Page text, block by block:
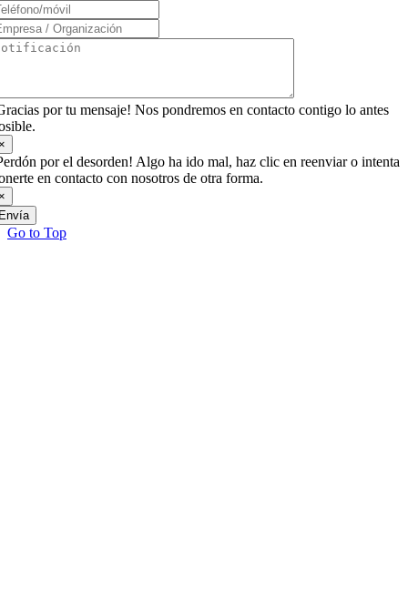
por tu mensaje! Nos pondremos en contacto contigo lo antes
por el desorden! Algo ha ido mal, haz clic en reenviar o intenta
en contacto con nosotros de otra forma.
Go to Top